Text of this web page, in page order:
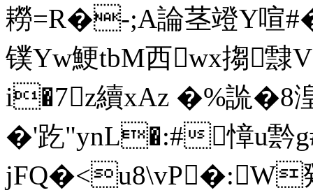
耮=R�-;A論 茎竳Y喧
镤Yw鯁tbM西wх搊
i�7z續xAz �%詤�8湟
�'趷"ynL�:#慞u霒
jFQ�<u8\vP�:W